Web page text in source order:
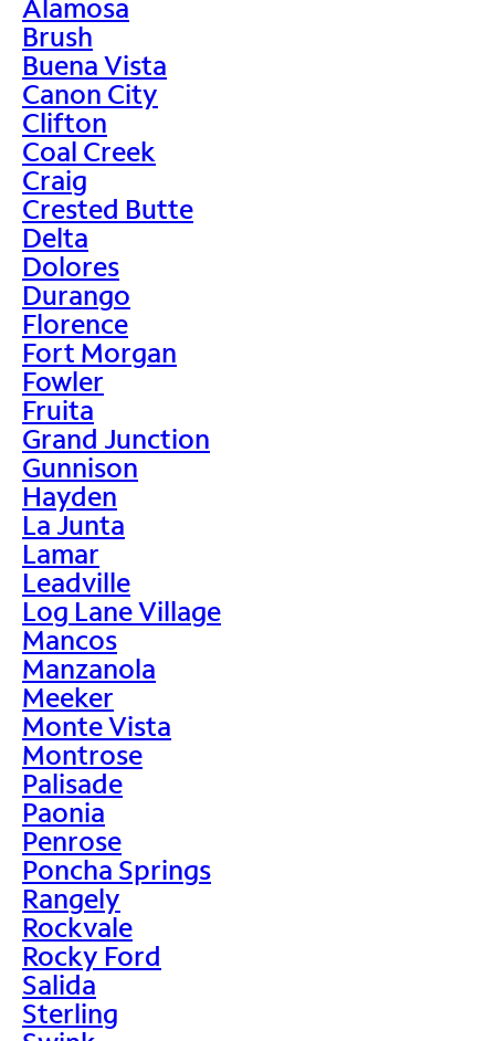
Alamosa
Brush
Buena Vista
Canon City
Clifton
Coal Creek
Craig
Crested Butte
Delta
Dolores
Durango
Florence
Fort Morgan
Fowler
Fruita
Grand Junction
Gunnison
Hayden
La Junta
Lamar
Leadville
Log Lane Village
Mancos
Manzanola
Meeker
Monte Vista
Montrose
Palisade
Paonia
Penrose
Poncha Springs
Rangely
Rockvale
Rocky Ford
Salida
Sterling